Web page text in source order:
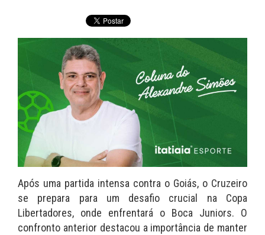
Após uma partida intensa contra o Goiás, o Cruzeiro
se prepara para um desafio crucial na Copa
Libertadores, onde enfrentará o Boca Juniors. O
confronto anterior destacou a importância de manter